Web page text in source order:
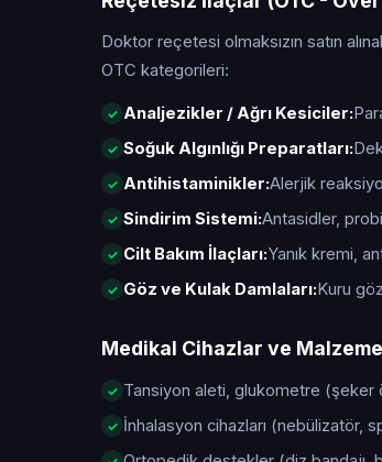
Doktor reçetesi olmaksızın satın
OTC kategorileri:
Analjezikler / Ağrı Kesiciler:
Soğuk Algınlığı Preparatları:
Antihistaminikler:Alerjik
Sindirim Sistemi:Antasidler,
Cilt Bakım İlaçları:Yanık kremi,
Göz ve Kulak Damlaları:Kuru
Medikal Cihazlar ve
Tansiyon aleti, glukometre (şeker
İnhalasyon cihazları (nebülizatör,